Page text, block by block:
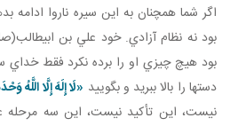
اگر شما همچنان به اين سيره ناروا ادامه
بود نه نظام آزادي. خود علي بن
بود هيچ چيزي او را برده نکرد فقط خداي
دستها را بالا ببريد و بگوييد «لَا إِلَهَ إِلَّا اللَّهُ
نيست، اين تأکيد نيست، اين سه